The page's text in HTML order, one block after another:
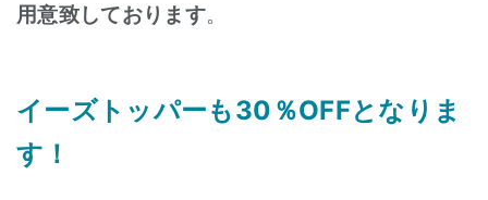
用意致しております。
イーズトッパーも30％OFFとなりま
す！